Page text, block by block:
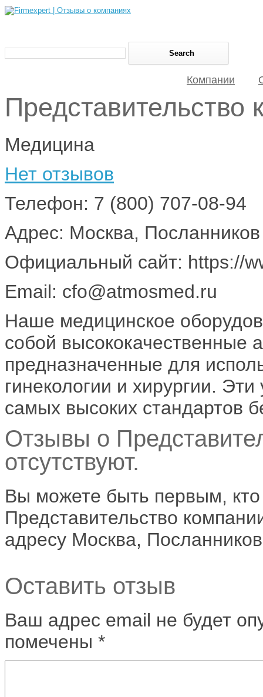
Компании
Представительство
Медицина
Нет отзывов
Телефон: 7 (800) 707-08-94
Адрес: Москва, Посланников
Официальный сайт: https://
Email: cfo@atmosmed.ru
Наше медицинское
собой высококачественные
предназначенные для
гинекологии и хирургии.
самых высоких стандартов
Отзывы о
отсутствуют.
Вы можете быть первым,
Представительство
адресу Москва,
Оставить отзыв
Ваш адрес email не будет
помечены *